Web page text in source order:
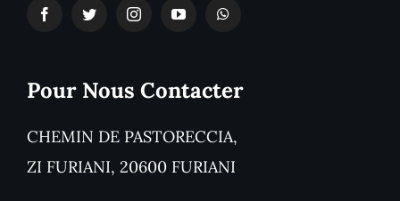
Pour Nous Contacter
CHEMIN DE PASTORECCIA,
ZI FURIANI, 20600 FURIANI